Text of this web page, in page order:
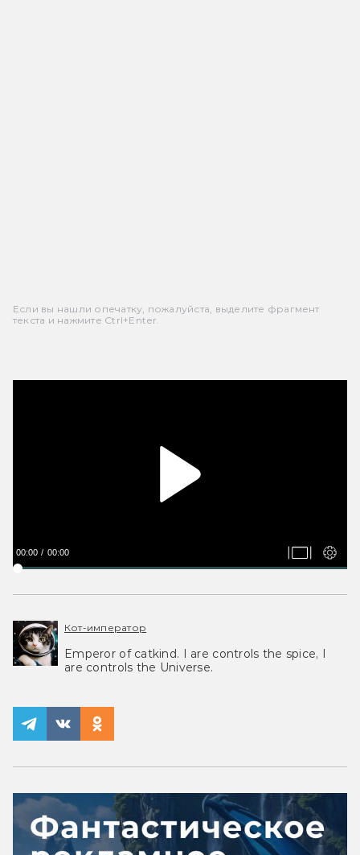
Если вы нашли опечатку, пожалуйста, выделите фрагмент
текста и нажмите Ctrl+Enter.
00:00 00:00
Кот-император
Emperor of catkind. I are controls the spice, I
are controls the Universe.